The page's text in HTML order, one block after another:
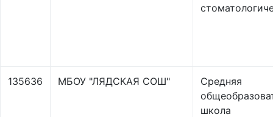
135636 МБОУ "ЛЯДСКАЯ СОШ"
Средняя
школа